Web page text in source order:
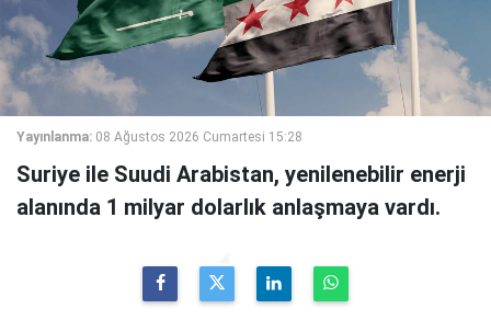
Yayınlanma: 08 Ağustos 2026 Cumartesi 15:28
Suriye ile Suudi Arabistan, yenilenebilir enerji
alanında 1 milyar dolarlık anlaşmaya vardı.